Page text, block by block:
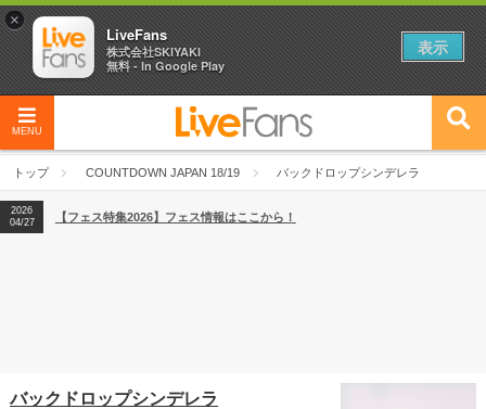
MENU
トップ COUNTDOWN JAPAN 18/19 バックドロップシンデレラ
2026
04/27
2026
【ライブ動員ランキング】2026年上半期編発表！
2026
04/27
【フェス特集2026】フェス情報はここから！
バックドロップシンデレラ
×
LiveFans
株式会社SKIYAKI
無料 - In Google Play
表示